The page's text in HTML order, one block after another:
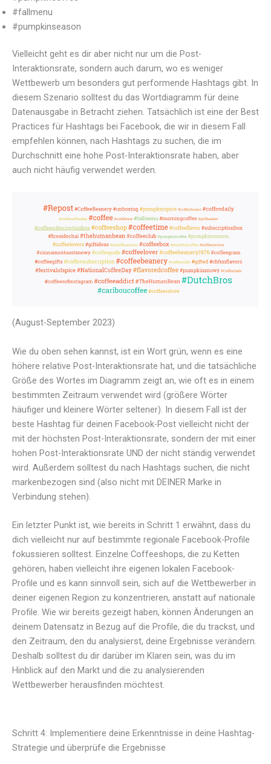
#fallmenu
#pumpkinseason
Vielleicht geht es dir aber nicht nur um die Post-
Interaktionsrate, sondern auch darum, wo es weniger
Wettbewerb um besonders gut performende Hashtags gibt. In
diesem Szenario solltest du das Wortdiagramm für deine
Datenausgabe in Betracht ziehen. Tatsächlich ist eine der Best
Practices für Hashtags bei Facebook, die wir in diesem Fall
empfehlen können, nach Hashtags zu suchen, die im
Durchschnitt eine hohe Post-Interaktionsrate haben, aber
auch nicht häufig verwendet werden.
(August-September 2023)
Wie du oben sehen kannst, ist ein Wort grün, wenn es eine
höhere relative Post-Interaktionsrate hat, und die tatsächliche
Größe des Wortes im Diagramm zeigt an, wie oft es in einem
bestimmten Zeitraum verwendet wird (größere Wörter
häufiger und kleinere Wörter seltener). In diesem Fall ist der
beste Hashtag für deinen Facebook-Post vielleicht nicht der
mit der höchsten Post-Interaktionsrate, sondern der mit einer
hohen Post-Interaktionsrate UND der nicht ständig verwendet
wird. Außerdem solltest du nach Hashtags suchen, die nicht
markenbezogen sind (also nicht mit DEINER Marke in
Verbindung stehen).
Ein letzter Punkt ist, wie bereits in Schritt 1 erwähnt, dass du
dich vielleicht nur auf bestimmte regionale Facebook-Profile
fokussieren solltest. Einzelne Coffeeshops, die zu Ketten
gehören, haben vielleicht ihre eigenen lokalen Facebook-
Profile und es kann sinnvoll sein, sich auf die Wettbewerber in
deiner eigenen Region zu konzentrieren, anstatt auf nationale
Profile. Wie wir bereits gezeigt haben, können Änderungen an
deinem Datensatz in Bezug auf die Profile, die du trackst, und
den Zeitraum, den du analysierst, deine Ergebnisse verändern.
Deshalb solltest du dir darüber im Klaren sein, was du im
Hinblick auf den Markt und die zu analysierenden
Wettbewerber herausfinden möchtest.
Schritt 4: Implementiere deine Erkenntnisse in deine Hashtag-
Strategie und überprüfe die Ergebnisse